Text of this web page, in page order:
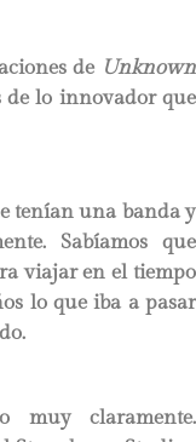
de Unknown
de lo innovador que
tenían una banda y
Sabíamos que
viajar en el tiempo
lo que iba a pasar
muy claramente.